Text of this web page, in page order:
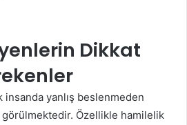
Dikkat
insanda yanlış beslenmeden
Özellikle hamilelik